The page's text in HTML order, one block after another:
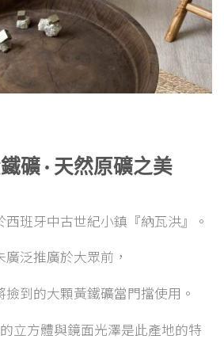
礦 · 天然原礦之美
班牙中古世紀小鎮『納瓦洪』。
廣泛推廣於大眾前，
撿到的大顆黃鐵礦當門擋使用。
立方體與鏡面光澤是此產地的特